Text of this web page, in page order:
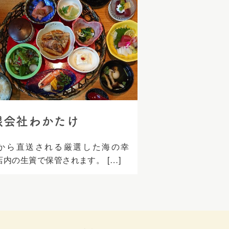
会社わかたけ
ら直送される厳選した海の幸
は、店内の生簀で保管されます。 […]